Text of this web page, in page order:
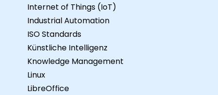
Internet of Things (IoT)
Industrial Automation
ISO Standards
Künstliche Intelligenz
Knowledge Management
Linux
LibreOffice